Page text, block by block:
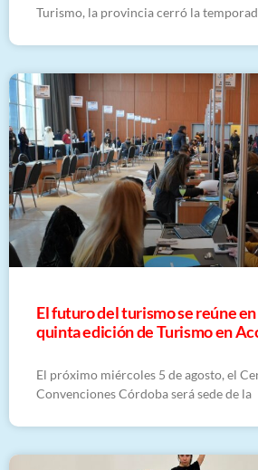
Turismo, la provincia cerró la
El futuro del turismo se reúne
quinta edición de Turismo en
El próximo miércoles 5 de agosto, el
Convenciones Córdoba será sede de la